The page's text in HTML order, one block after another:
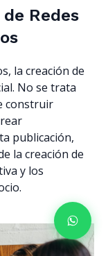
Redes
la creación de
No se trata
construir
publicación,
la creación de
y los